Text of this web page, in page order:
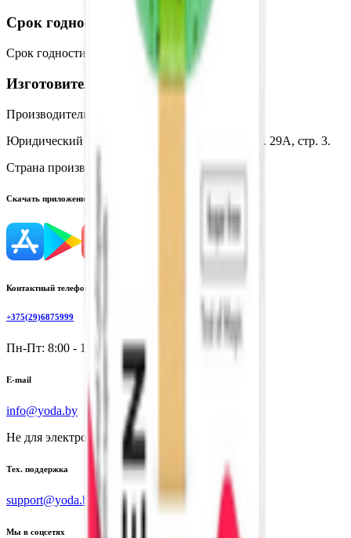
Срок годности
Срок годности 18 месяцев
Изготовитель
Производитель:
Юридический адрес:
Г. Москва, ул. Верейская, д. 29А, стр. 3.
Страна производства:
Скачать приложение
Контактный телефон
+375(29)6875999
Пн-Пт: 8:00 - 17:00
E-mail
info@yoda.by
Не для электронных обращений
Тех. поддержка
support@yoda.by
Мы в соцсетях